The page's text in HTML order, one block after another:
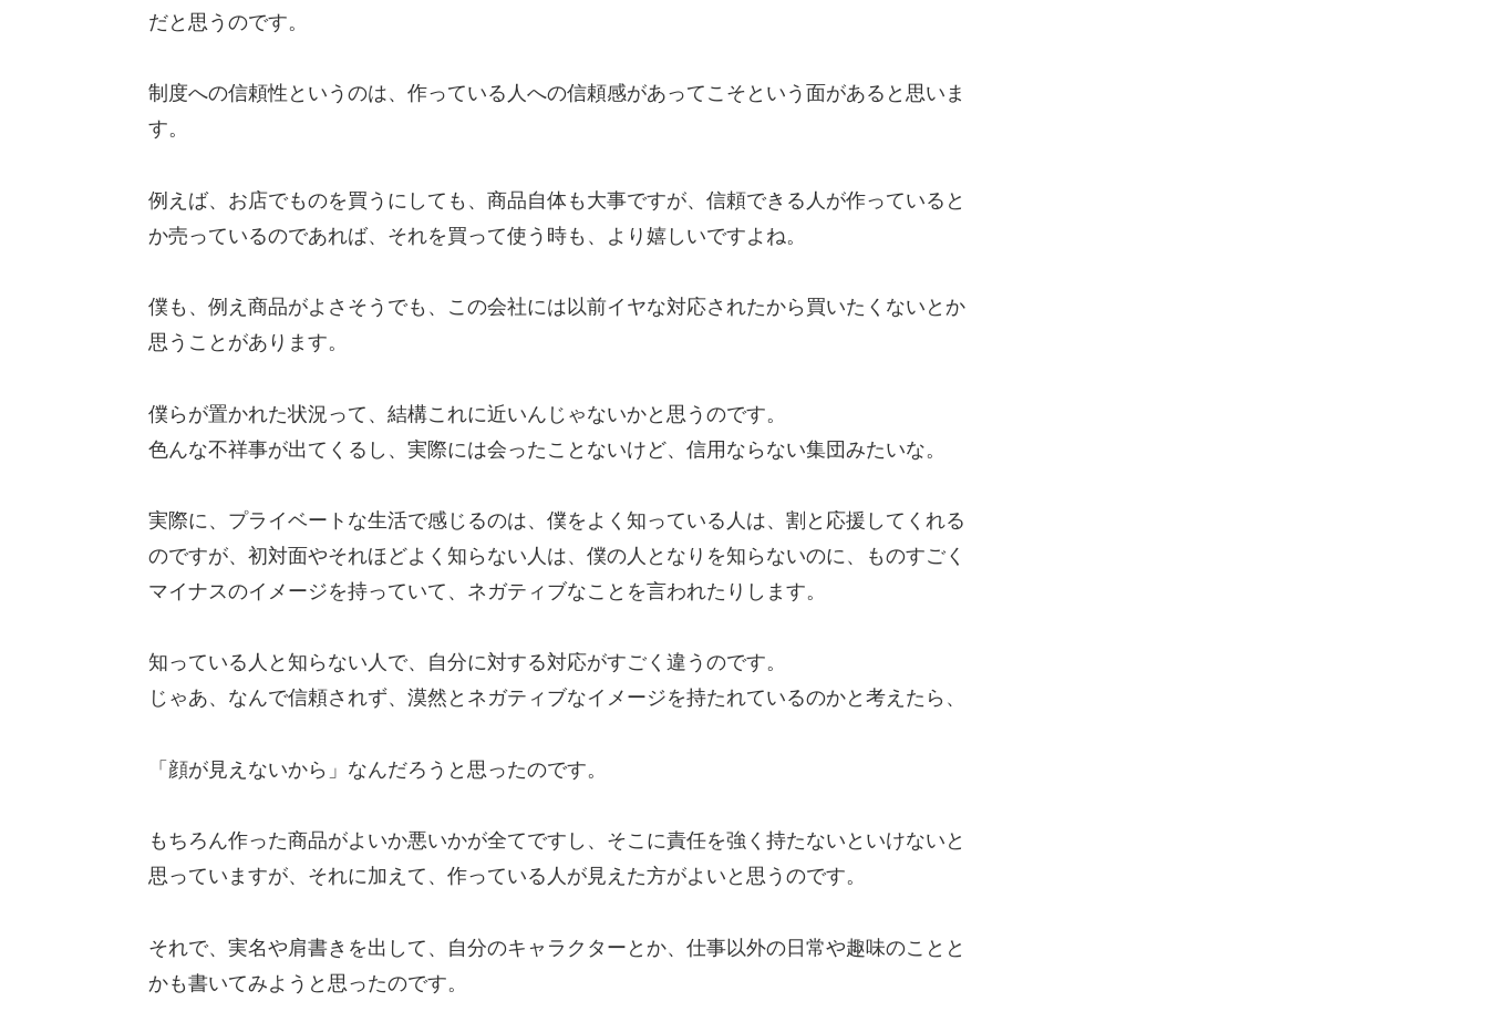
だと思うのです。
制度への信頼性というのは、作っている人への信頼感があってこそという面があると思いま
す。
例えば、お店でものを買うにしても、商品自体も大事ですが、信頼できる人が作っていると
か売っているのであれば、それを買って使う時も、より嬉しいですよね。
僕も、例え商品がよさそうでも、この会社には以前イヤな対応されたから買いたくないとか
思うことがあります。
僕らが置かれた状況って、結構これに近いんじゃないかと思うのです。
色んな不祥事が出てくるし、実際には会ったことないけど、信用ならない集団みたいな。
実際に、プライベートな生活で感じるのは、僕をよく知っている人は、割と応援してくれる
のですが、初対面やそれほどよく知らない人は、僕の人となりを知らないのに、ものすごく
マイナスのイメージを持っていて、ネガティブなことを言われたりします。
知っている人と知らない人で、自分に対する対応がすごく違うのです。
じゃあ、なんで信頼されず、漠然とネガティブなイメージを持たれているのかと考えたら、
「顔が見えないから」なんだろうと思ったのです。
もちろん作った商品がよいか悪いかが全てですし、そこに責任を強く持たないといけないと
思っていますが、それに加えて、作っている人が見えた方がよいと思うのです。
それで、実名や肩書きを出して、自分のキャラクターとか、仕事以外の日常や趣味のことと
かも書いてみようと思ったのです。